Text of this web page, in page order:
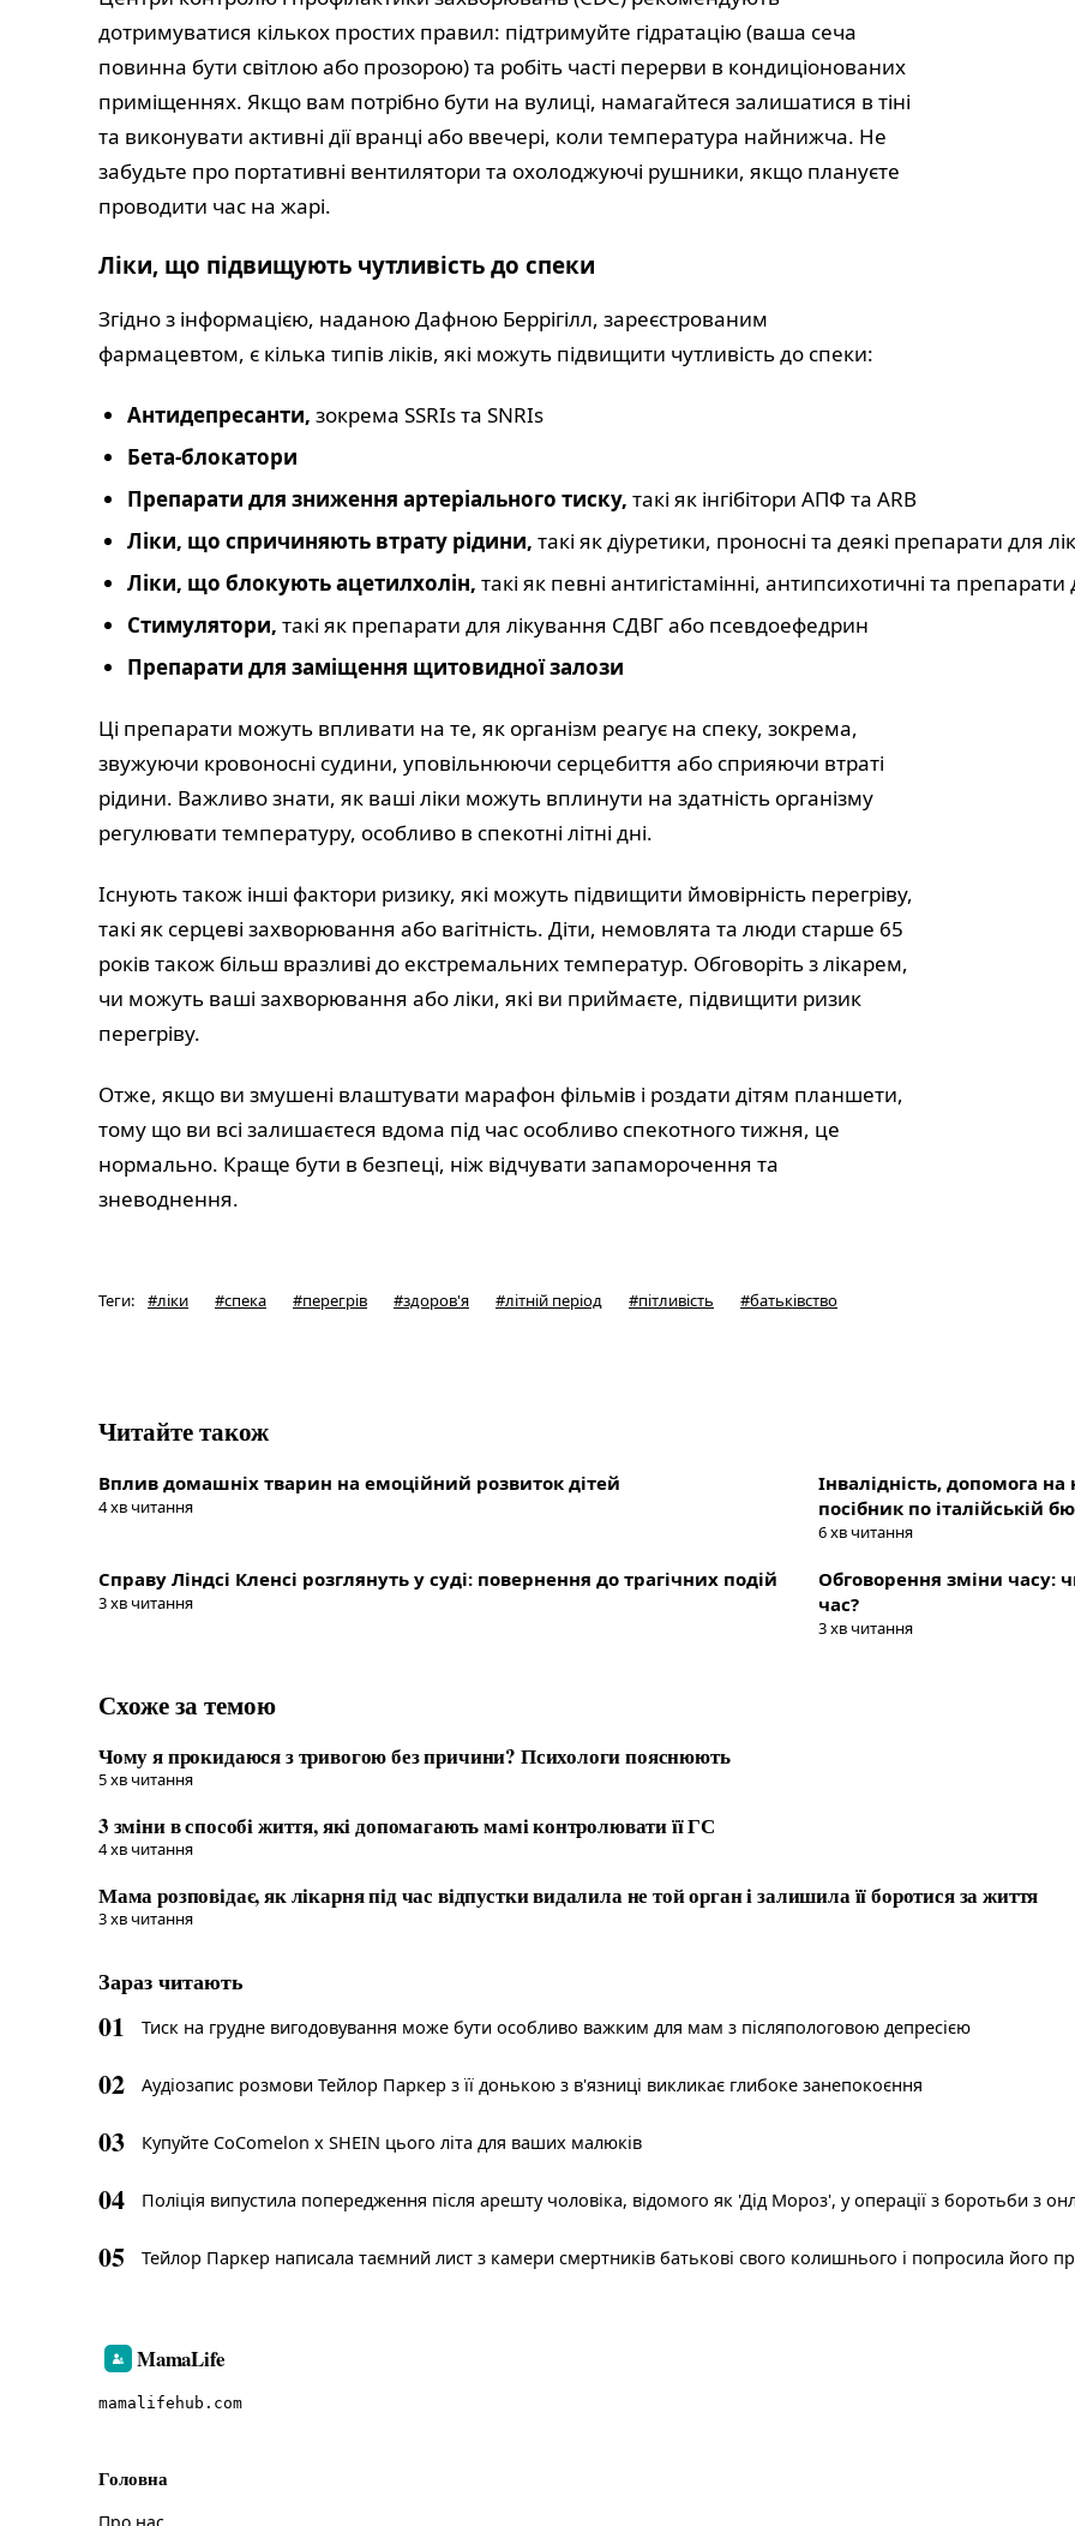
дотримуватися кількох простих правил: підтримуйте гідратацію (ваша сеча
повинна бути світлою або прозорою) та робіть часті перерви в кондиціонованих
приміщеннях. Якщо вам потрібно бути на вулиці, намагайтеся залишатися в тіні
та виконувати активні дії вранці або ввечері, коли температура найнижча. Не
забудьте про портативні вентилятори та охолоджуючі рушники, якщо плануєте
проводити час на жарі.
Ліки, що підвищують чутливість до спеки
Згідно з інформацією, наданою Дафною Беррігілл, зареєстрованим
фармацевтом, є кілька типів ліків, які можуть підвищити чутливість до спеки:
Антидепресанти, зокрема SSRIs та SNRIs
Бета-блокатори
Препарати для зниження артеріального тиску, такі як інгібітори АПФ та ARB
Ліки, що спричиняють втрату рідини, такі як діуретики, проносні та деякі препарати для
Ліки, що блокують ацетилхолін, такі як певні антигістамінні, антипсихотичні та
Стимулятори, такі як препарати для лікування СДВГ або псевдоефедрин
Препарати для заміщення щитовидної залози
Ці препарати можуть впливати на те, як організм реагує на спеку, зокрема,
звужуючи кровоносні судини, уповільнюючи серцебиття або сприяючи втраті
рідини. Важливо знати, як ваші ліки можуть вплинути на здатність організму
регулювати температуру, особливо в спекотні літні дні.
Існують також інші фактори ризику, які можуть підвищити ймовірність перегріву,
такі як серцеві захворювання або вагітність. Діти, немовлята та люди старше 65
років також більш вразливі до екстремальних температур. Обговоріть з лікарем,
чи можуть ваші захворювання або ліки, які ви приймаєте, підвищити ризик
перегріву.
Отже, якщо ви змушені влаштувати марафон фільмів і роздати дітям планшети,
тому що ви всі залишаєтеся вдома під час особливо спекотного тижня, це
нормально. Краще бути в безпеці, ніж відчувати запаморочення та
зневоднення.
Теги: #ліки #спека #перегрів #здоров'я #літній період #пітливість #батьківство
Читайте також
Вплив домашніх тварин на емоційний розвиток дітей
4хв читання
Інвалідність, допомога
посібник по італійській
6хв читання
Справу Ліндсі Кленсі розглянуть у суді: повернення до трагічних подій
3хв читання
Обговорення зміни часу:
час?
3хв читання
Схоже за темою
Чому я прокидаюся з тривогою без причини? Психологи пояснюють
5хв читання
3 зміни в способі життя, які допомагають мамі контролювати її ГС
4хв читання
Мама розповідає, як лікарня під час відпустки видалила не той орган і залишила її боротися за життя
3хв читання
Зараз читають
01 Тиск на грудне вигодовування може бути особливо важким для мам з післяпологовою депресією
02 Аудіозапис розмови Тейлор Паркер з її донькою з в'язниці викликає глибоке занепокоєння
03 Купуйте CoComelon x SHEIN цього літа для ваших малюків
04 Поліція випустила попередження після арешту чоловіка, відомого як 'Дід Мороз', у операції з боротьби з
05 Тейлор Паркер написала таємний лист з камери смертників батькові свого колишнього і попросила його
MamaLife
mamalifehub.com
Головна